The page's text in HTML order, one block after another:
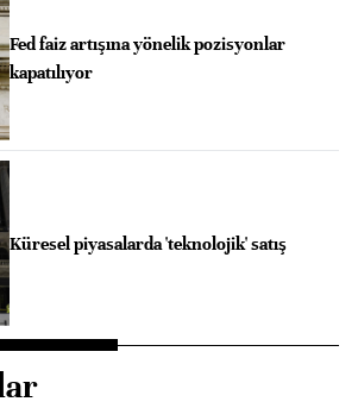
Fed faiz artışına yönelik pozisyonlar
kapatılıyor
Küresel piyasalarda 'teknolojik' satış